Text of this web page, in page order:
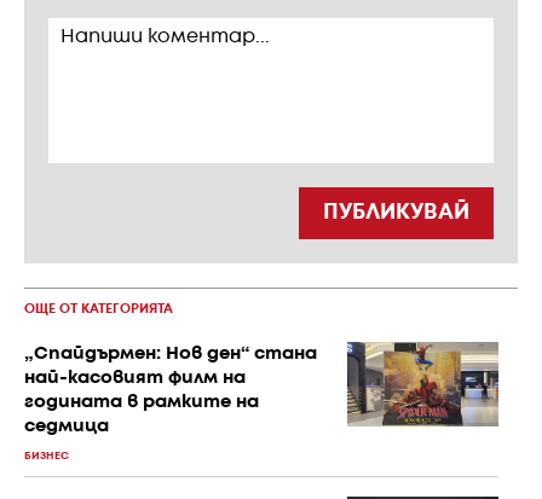
ПУБЛИКУВАЙ
ОЩЕ ОТ КАТЕГОРИЯТА
„Спайдърмен: Нов ден“ стана
най-касовият филм на
годината в рамките на
седмица
БИЗНЕС